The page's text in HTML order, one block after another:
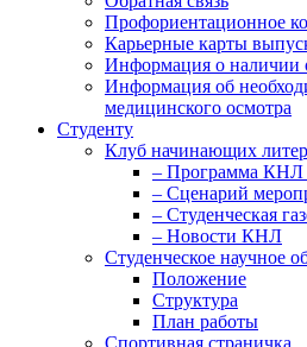
Профориентационное
Карьерные карты
Информация о наличии
Информация об
медицинского осмотра
Студенту
Клуб начинающих
– Программа КНЛ
– Сценарий
– Студенческая
– Новости КНЛ
Студенческое научное
Положение
Структура
План работы